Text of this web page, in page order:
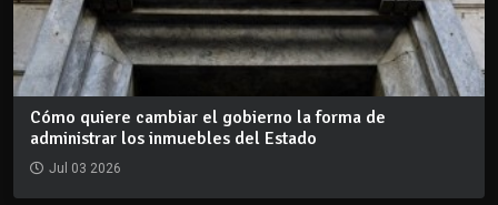
Cómo quiere cambiar el gobierno la forma de
administrar los inmuebles del Estado
Jul 03 2026